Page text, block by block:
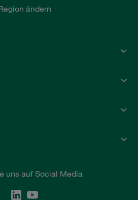
ändern
uns auf Social Media